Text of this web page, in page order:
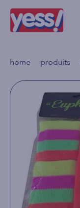
home produits